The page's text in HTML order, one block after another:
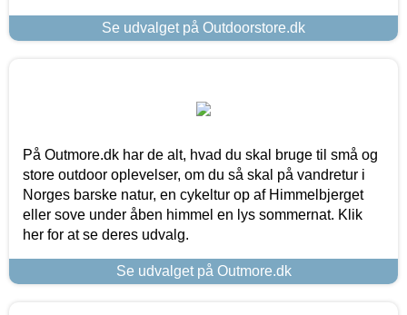
Se udvalget på Outdoorstore.dk
På Outmore.dk har de alt, hvad du skal bruge til små og
store outdoor oplevelser, om du så skal på vandretur i
Norges barske natur, en cykeltur op af Himmelbjerget
eller sove under åben himmel en lys sommernat. Klik
her for at se deres udvalg.
Se udvalget på Outmore.dk